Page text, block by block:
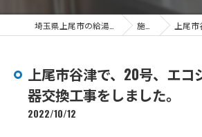
施工事例 上尾市谷津で
上尾市谷津で、20号、エコ
器交換工事をしました。
2022/10/12